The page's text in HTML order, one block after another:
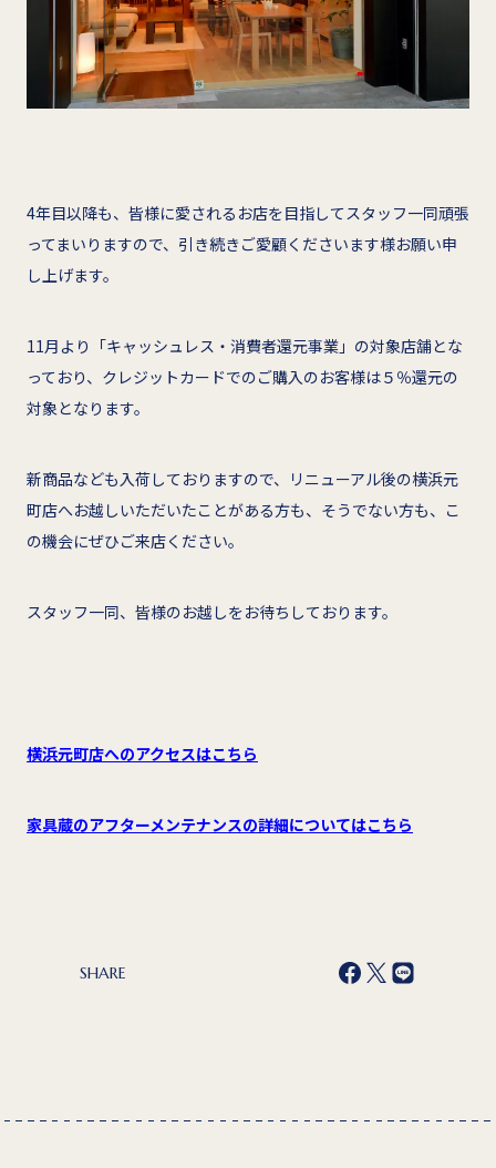
4年目以降も、皆様に愛されるお店を目指してスタッフ一同頑張
ってまいりますので、引き続きご愛顧くださいます様お願い申
し上げます。
11月より「キャッシュレス・消費者還元事業」の対象店舗とな
っており、クレジットカードでのご購入のお客様は５％還元の
対象となります。
新商品なども入荷しておりますので、リニューアル後の横浜元
町店へお越しいただいたことがある方も、そうでない方も、こ
の機会にぜひご来店ください。
スタッフ一同、皆様のお越しをお待ちしております。
横浜元町店へのアクセスはこちら
家具蔵のアフターメンテナンスの詳細についてはこちら
SHARE